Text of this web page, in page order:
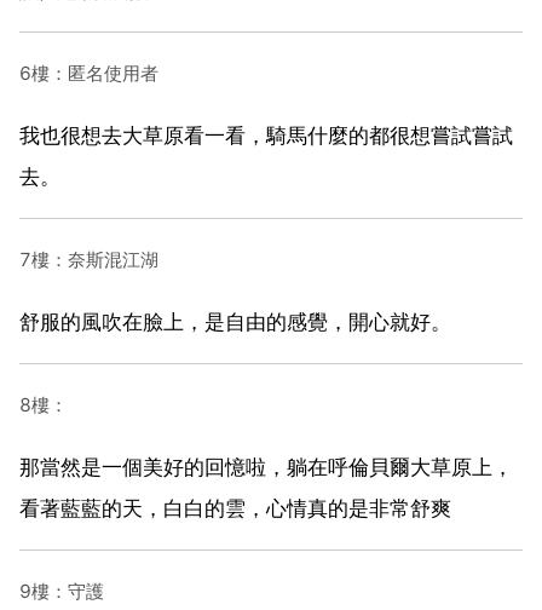
6樓：匿名使用者
我也很想去大草原看一看，騎馬什麼的都很想嘗試嘗試
去。
7樓：奈斯混江湖
舒服的風吹在臉上，是自由的感覺，開心就好。
8樓：
那當然是一個美好的回憶啦，躺在呼倫貝爾大草原上，
看著藍藍的天，白白的雲，心情真的是非常舒爽
9樓：守護